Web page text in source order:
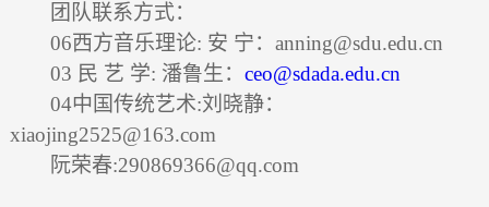
团队联系方式：
06西方音乐理论: 安 宁： anning@sdu.edu.cn
03 民 艺 学: 潘鲁生： ceo@sdada.edu.cn
04中国传统艺术:刘晓静：
xiaojing2525@163.com
阮荣春:290869366@qq.com